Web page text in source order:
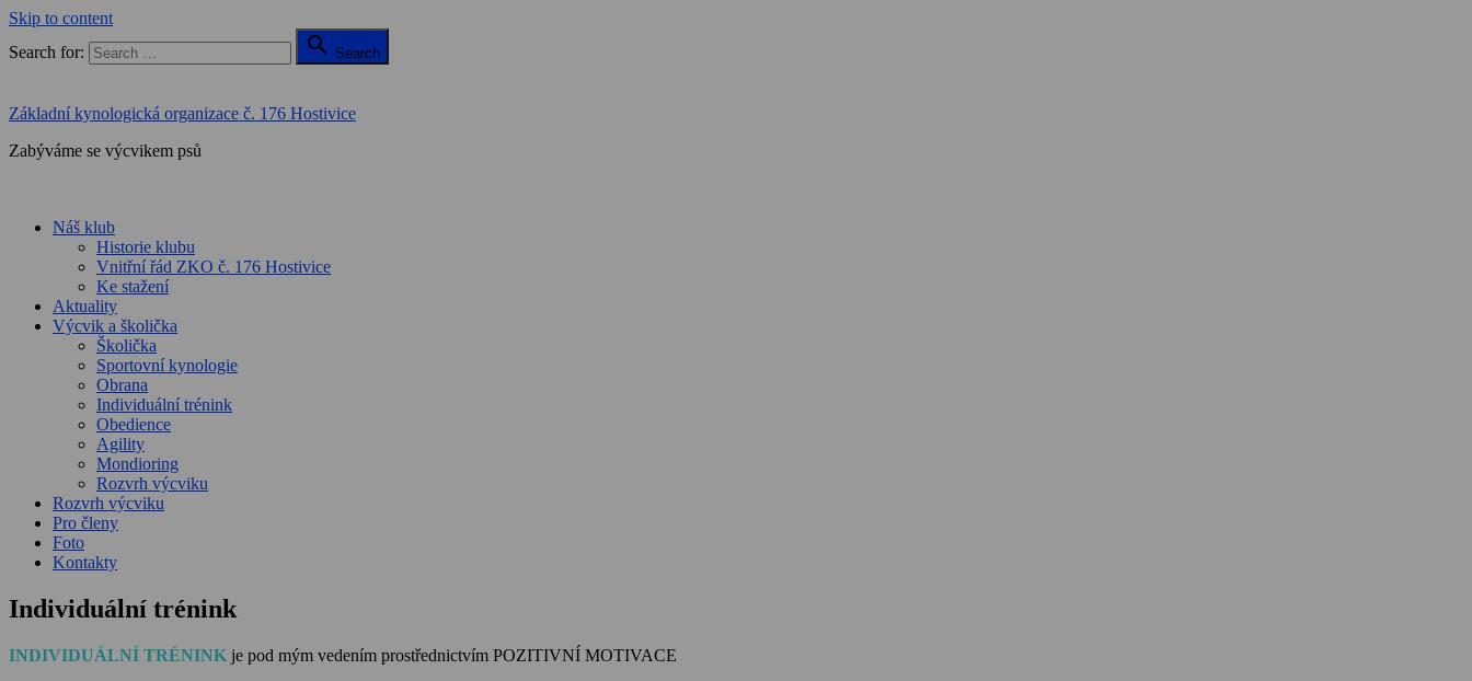
Skip to content
Search for:
 Search
Základní kynologická organizace č. 176 Hostivice
Zabýváme se výcvikem psů
Náš klub
Historie klubu
Vnitřní řád ZKO č. 176 Hostivice
Ke stažení
Aktuality
Výcvik a školička
Školička
Sportovní kynologie
Obrana
Individuální trénink
Obedience
Agility
Mondioring
Rozvrh výcviku
Rozvrh výcviku
Pro členy
Foto
Kontakty
Individuální trénink
INDIVIDUÁLNÍ TRÉNINK je pod mým vedením prostřednictvím POZITIVNÍ MOTIVACE